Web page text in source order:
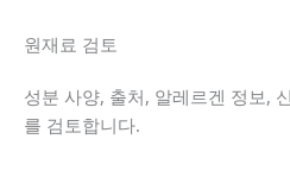
원재료 검토
성분 사양, 출처, 알레르겐 정보,
를 검토합니다.